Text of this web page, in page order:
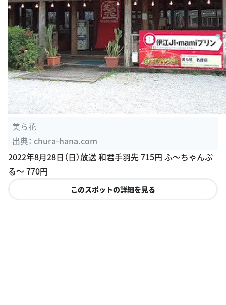
美ら花
出典： chura-hana.com
2022年8月28日（日）放送 和君手羽先 715円 ふ〜ちゃんぷ
る〜 770円
このスポットの詳細を見る